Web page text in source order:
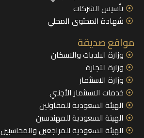
تأسيس الشركات
شهادة المحتوى المحلي
مواقع صديقة
وزارة البلديات والاسكان
وزارة التجارة
وزارة الاستثمار
خدمات الاستثمار الأجنبي
الهيئة السعودية للمقاولين
الهيئة السعودية للمهندسين
الهيئة السعودية للمراجعين والمحاسبين